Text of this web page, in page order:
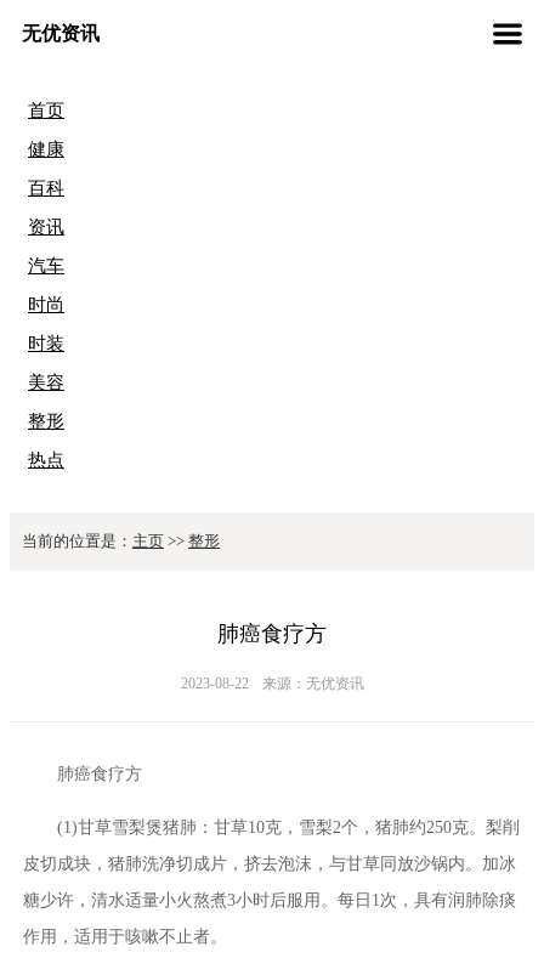
无优资讯
首页
健康
百科
资讯
汽车
时尚
时装
美容
整形
热点
当前的位置是： 主页 >> 整形
肺癌食疗方
2023-08-22 来源：无优资讯
肺癌食疗方
(1)甘草雪梨煲猪肺：甘草10克，雪梨2个，猪肺约250克。梨削
皮切成块，猪肺洗净切成片，挤去泡沫，与甘草同放沙锅内。加冰
糖少许，清水适量小火熬煮3小时后服用。每日1次，具有润肺除痰
作用，适用于咳嗽不止者。